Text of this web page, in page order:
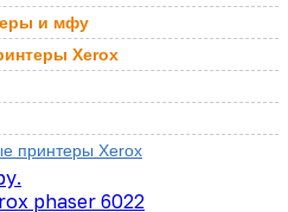
и мфу
Xerox
принтеры Xerox
phaser 6022